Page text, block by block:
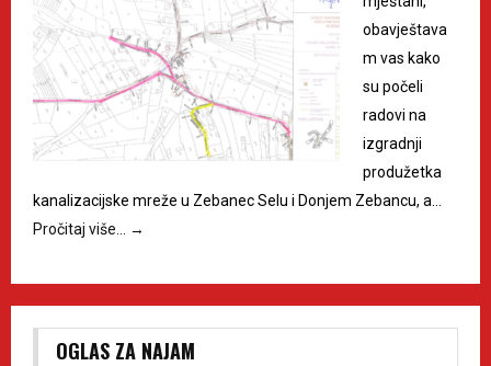
obavještava
m vas kako
su počeli
radovi na
izgradnji
produžetka
kanalizacijske mreže u Zebanec Selu i Donjem Zebancu, a…
Pročitaj više…
→
OGLAS ZA NAJAM